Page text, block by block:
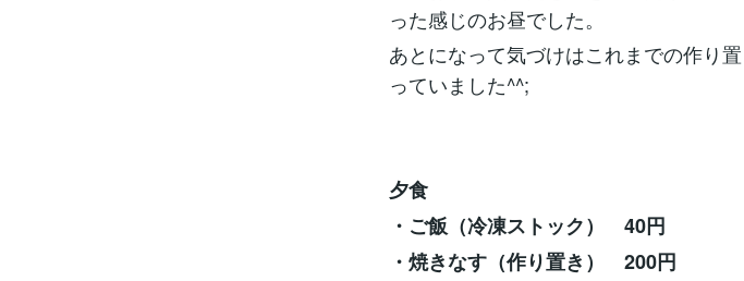
った感じのお昼でした。
あとになって気づけはこれまでの作り
っていました^^;
夕食
・ご飯（冷凍ストック） 40円
・焼きなす（作り置き） 200円